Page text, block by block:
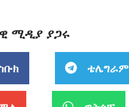
ሚዲያ ያጋሩ
ቴሌግራም